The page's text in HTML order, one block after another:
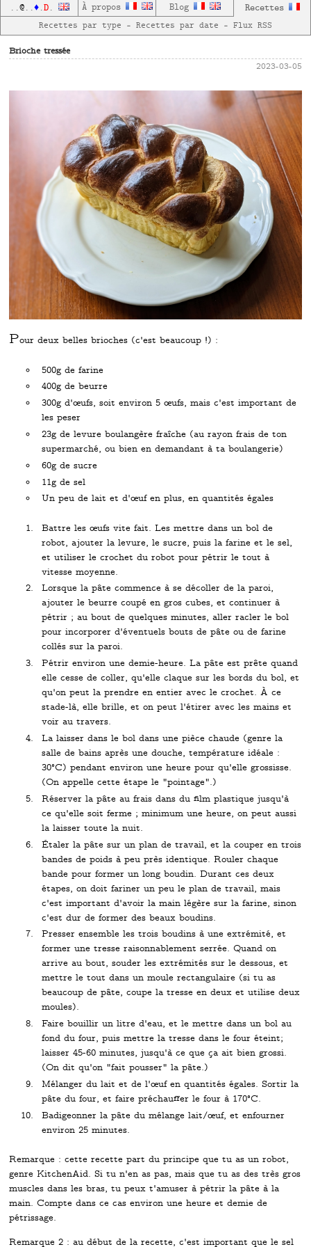
..@..♦.D. À propos Blog Recettes
Recettes par type — Recettes par date — Flux RSS
Brioche tressée
2023-03-05
Pour deux belles brioches (c'est beaucoup !) :
500g de farine
400g de beurre
300g d'œufs, soit environ 5 œufs, mais c'est important de
les peser
23g de levure boulangère fraîche (au rayon frais de ton
supermarché, ou bien en demandant à ta boulangerie)
60g de sucre
11g de sel
Un peu de lait et d'œuf en plus, en quantités égales
Battre les œufs vite fait. Les mettre dans un bol de
robot, ajouter la levure, le sucre, puis la farine et le sel,
et utiliser le crochet du robot pour pétrir le tout à
vitesse moyenne.
Lorsque la pâte commence à se décoller de la paroi,
ajouter le beurre coupé en gros cubes, et continuer à
pétrir ; au bout de quelques minutes, aller racler le bol
pour incorporer d'éventuels bouts de pâte ou de farine
collés sur la paroi.
Pétrir environ une demie-heure. La pâte est prête quand
elle cesse de coller, qu'elle claque sur les bords du bol, et
qu'on peut la prendre en entier avec le crochet. À ce
stade-là, elle brille, et on peut l'étirer avec les mains et
voir au travers.
La laisser dans le bol dans une pièce chaude (genre la
salle de bains après une douche, température idéale :
30°C) pendant environ une heure pour qu'elle grossisse.
(On appelle cette étape le "pointage".)
Réserver la pâte au frais dans du film plastique jusqu'à
ce qu'elle soit ferme ; minimum une heure, on peut aussi
la laisser toute la nuit.
Étaler la pâte sur un plan de travail, et la couper en trois
bandes de poids à peu près identique. Rouler chaque
bande pour former un long boudin. Durant ces deux
étapes, on doit fariner un peu le plan de travail, mais
c'est important d'avoir la main légère sur la farine, sinon
c'est dur de former des beaux boudins.
Presser ensemble les trois boudins à une extrémité, et
former une tresse raisonnablement serrée. Quand on
arrive au bout, souder les extrémités sur le dessous, et
mettre le tout dans un moule rectangulaire (si tu as
beaucoup de pâte, coupe la tresse en deux et utilise deux
moules).
Faire bouillir un litre d'eau, et le mettre dans un bol au
fond du four, puis mettre la tresse dans le four éteint;
laisser 45-60 minutes, jusqu'à ce que ça ait bien grossi.
(On dit qu'on "fait pousser" la pâte.)
Mélanger du lait et de l'œuf en quantités égales. Sortir la
pâte du four, et faire préchauffer le four à 170°C.
Badigeonner la pâte du mélange lait/œuf, et enfourner
environ 25 minutes.
Remarque : cette recette part du principe que tu as un robot,
genre KitchenAid. Si tu n'en as pas, mais que tu as des très gros
muscles dans les bras, tu peux t'amuser à pétrir la pâte à la
main. Compte dans ce cas environ une heure et demie de
pétrissage.
Remarque 2 : au début de la recette, c'est important que le sel